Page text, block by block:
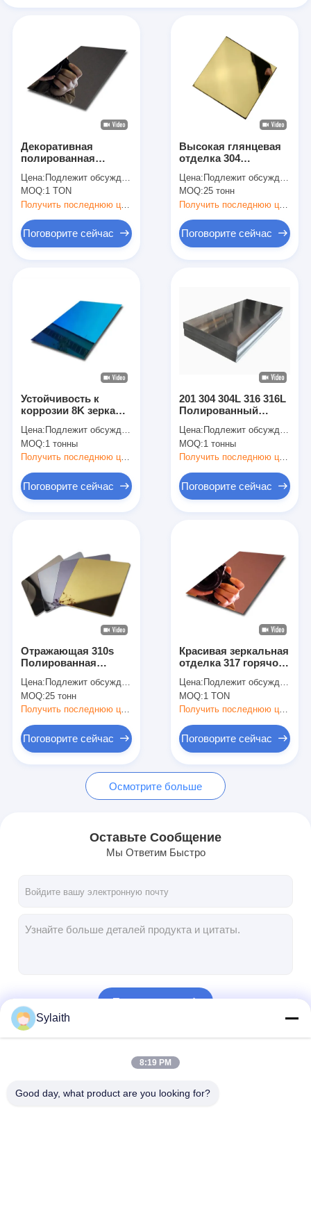
Продукты
Видеозаписи
О нас
Контроль качества
Свяжитесь с нами
Холоднопрокатная катушка нержавеющей стали
Труба из нержавеющей стали 316L
2205 Плитка из нержавеющей стали
Отполированная плита нержавеющей стали
Декоративная
полированная
нержавеющей стали
блестит для
стильных и
современных
дизайнов
Цена: Подлежит обсуждению
MOQ:1 TON
Получить последнюю цену
Поговорите сейчас
Высокая глянцевая
отделка 304
нержавеющая сталь
для роскошных и
функциональных
приложений
Цена: Подлежит обсуждению
MOQ:25 тонн
Поговорите сейчас
Устойчивость к
коррозии 8K зеркало
листок из
нержавеющей стали
холодно проката с
пластичностью
Цена: Подлежит обсуждению
MOQ:1 тонны
Получить последнюю цену
Поговорите сейчас
201 304 304L 316 316L
Полированный
нержавеющей стали,
прокатаный холодно
для украшения и
Цена: Подлежит обсуждению
MOQ:1 тонны
Получить последнюю цену
Поговорите сейчас
Отражающая 310s
Полированная
для современных
интерьеров и
промышленного
Цена: Подлежит обсуждению
MOQ:25 тонн
Получить последнюю цену
Поговорите сейчас
Красивая зеркальная
отделка 317 горячо
стальных плит для
изощренных
внутренних и
Цена: Подлежит обсуждению
MOQ:1 TON
Получить последнюю цену
Поговорите сейчас
Осмотрите больше
Оставьте Сообщение
Мы Ответим Быстро
Продолжать
Sylaith
8:19 PM
Good day, what product are you looking for?